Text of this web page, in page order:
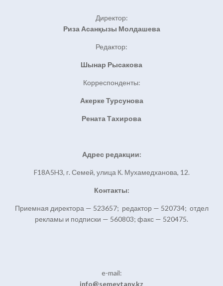
Директор:
Риза Асанқызы Молдашева
Редактор:
Шынар Рысакова
Корреспонденты:
Акерке Турсунова
Рената Тахирова
Адрес редакции:
F18A5H3, г. Семей, улица К. Мухамедханова, 12.
Контакты:
Приемная директора — 523657; редактор — 520734; отдел
рекламы и подписки — 560803; факс — 520475.
e-mail:
info@semeytany.kz